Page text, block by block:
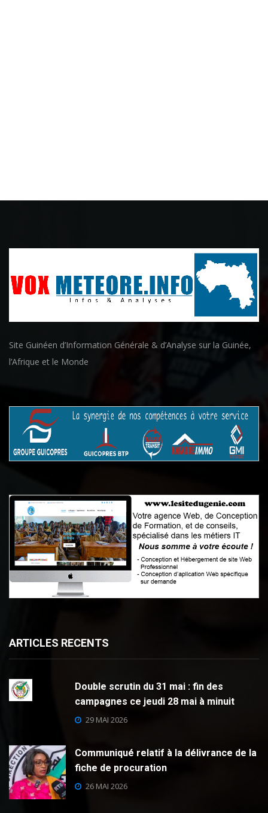
Site Guinéen d’Information Générale & d’Analyse sur la Guinée,
l’Afrique et le Monde
ARTICLES RECENTS
Double scrutin du 31 mai : fin des
campagnes ce jeudi 28 mai à minuit
29 MAI 2026
Communiqué relatif à la délivrance de la
fiche de procuration
26 MAI 2026